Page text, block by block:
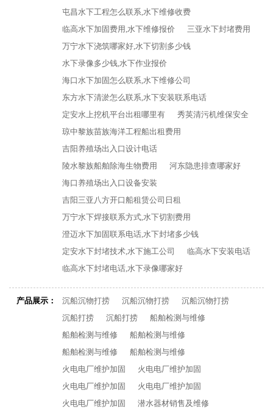
屯昌水下工程怎么联系,水下维修收费
临高水下加固费用,水下维修报价
三亚水下封堵费用
万宁水下浇筑哪家好,水下切割多少钱
水下录像多少钱,水下作业报价
海口水下加固怎么联系,水下维修公司
东方水下清淤怎么联系,水下安装联系电话
定安水上挖机平台出租哪里有
秀英清污机维保安全
琼中黎族苗族海洋工程船出租费用
吉阳养殖场出入口设计电话
陵水黎族船舶除海生物费用
河东隐患排查哪家好
海口养殖场出入口设备安装
吉阳三亚八方开口船租赁公司日租
万宁水下焊接联系方式,水下切割费用
澄迈水下加固联系电话,水下封堵多少钱
定安水下封堵技术,水下施工公司
临高水下安装电话
临高水下封堵电话,水下录像哪家好
产品展示： 沉船沉物打捞 沉船沉物打捞
沉船沉物打捞
沉船打捞
沉船打捞
船舶检测与维修
船舶检测与维修
船舶检测与维修
船舶检测与维修
船舶检测与维修
火电电厂维护加固
火电电厂维护加固
火电电厂维护加固
火电电厂维护加固
火电电厂维护加固
潜水器材销售及维修